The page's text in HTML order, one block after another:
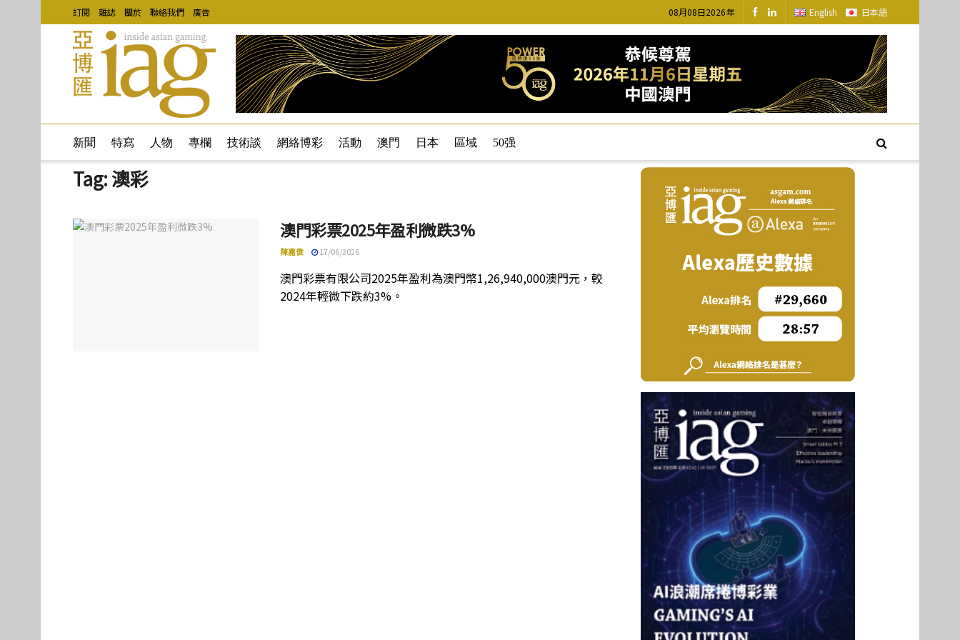
訂閱 雜誌 關於 聯絡我們 廣告 08月08日2026年 English 日本語
新聞 特寫 人物 專欄 技術談 網絡博彩 活動 澳門 日本 區域 50强
Tag:澳彩
澳門彩票2025年盈利微跌3%
陳嘉俊 17/06/2026
澳門彩票有限公司2025年盈利為澳門幣1,26,940,000澳門元，較
2024年輕微下跌約3%。